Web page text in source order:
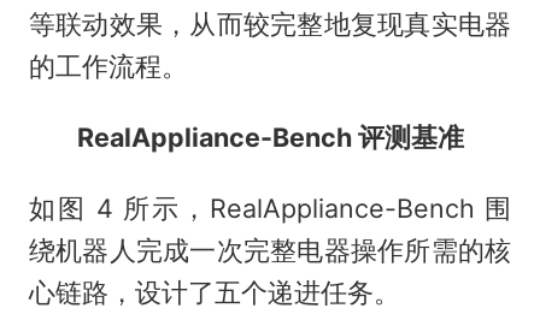
等联动效果，从而较完整地复现真实电器
的工作流程。
RealAppliance-Bench 评测基准
如图 4 所示，RealAppliance-Bench 围
绕机器人完成一次完整电器操作所需的核
心链路，设计了五个递进任务。